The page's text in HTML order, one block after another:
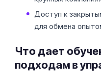
Доступ к
для обмена
Что дает
подходам в